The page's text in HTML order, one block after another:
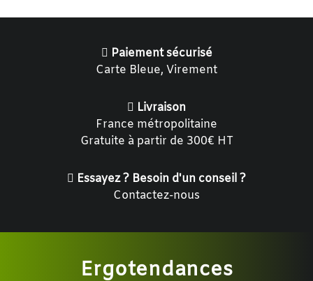
Paiement sécurisé
Carte Bleue, Virement
Livraison
France métropolitaine
Gratuite à partir de 300€ HT
Essayez ? Besoin d'un conseil ?
Contactez-nous
Ergotendances